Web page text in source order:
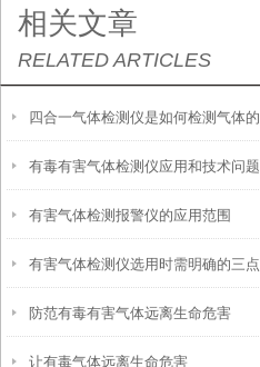
相关文章
RELATED ARTICLES
四合一气体检测仪是如何检测气体的
有毒有害气体检测仪应用和技术问题
有害气体检测报警仪的应用范围
有害气体检测仪选用时需明确的三点
防范有毒有害气体远离生命危害
让有毒气体远离生命危害